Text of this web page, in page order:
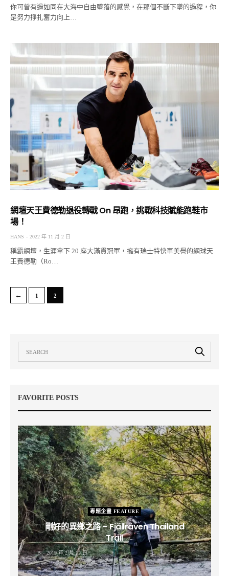
你可曾有過如同在大海中自由墜落的感覺，在那個不斷下墜的過程，你
是努力掙扎奮力向上…
網壇天王費德勒退役轉戰 On 昂跑，挑戰科技賦能跑鞋市
場！
HANS 2022 年 11 月 2 日
稱霸網壇，生涯拿下 20 座大滿貫冠軍，擁有瑞士特快車美譽的網球天
王費德勒（Ro…
← 1 2
FAVORITE POSTS
專題企畫 FEATURE
剛好的異鄉之路 – Fjällräven Thailand
Trail
B 2019 年 2 月 12 日